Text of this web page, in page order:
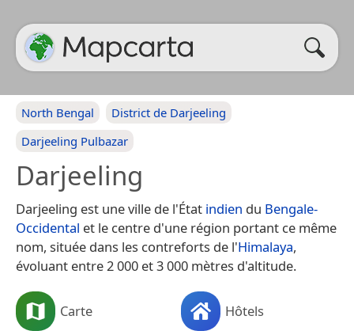
North Bengal
District de Darjeeling
Darjeeling Pulbazar
Darjeeling
Darjeeling est une ville de l'État indien du Bengale-
Occidental et le centre d'une région portant ce même
nom, située dans les contreforts de l'Himalaya,
évoluant entre 2 000 et 3 000 mètres d'altitude.
Carte Hôtels